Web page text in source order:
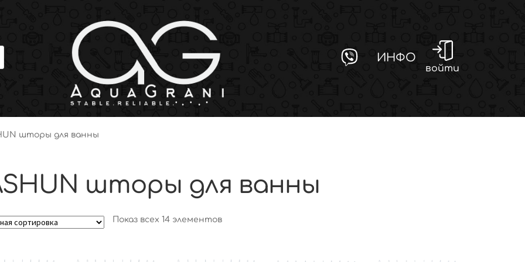
ИНФО
войти
шторы для ванны
шторы для ванны
Показ всех 14 элементов